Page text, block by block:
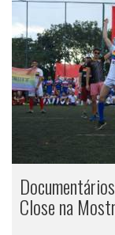
Close na